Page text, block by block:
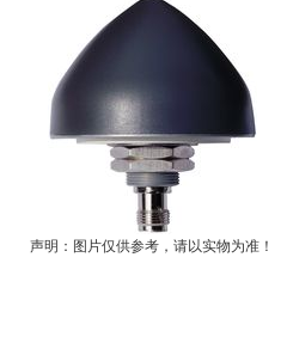
声明：图片仅供参考，请以实物为准！